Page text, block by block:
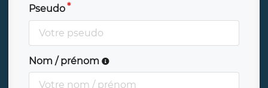
Pseudo
Nom / prénom